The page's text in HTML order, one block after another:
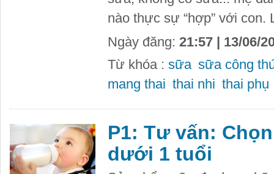
nào thực sự “hợp” với con.
Ngày đăng: 21:57 | 13/06/
Từ khóa : sữa sữa công
mang thai thai nhi thai phụ
P1: Tư vấn:
dưới 1 tuổi